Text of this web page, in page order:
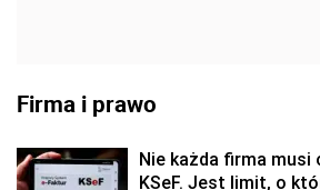
Firma i prawo
Nie każda firma musi
KSeF. Jest limit, o